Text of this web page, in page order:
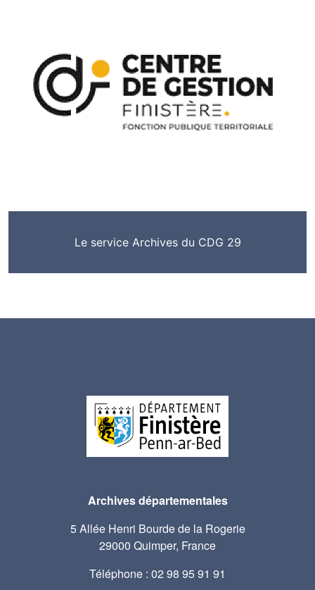
Le service Archives du CDG 29
Archives départementales
5 Allée Henri Bourde de la Rogerie
29000 Quimper, France
Téléphone : 02 98 95 91 91